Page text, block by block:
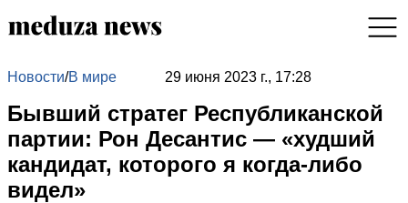
Новости/В мире 29 июня 2023 г., 17:28
Бывший стратег Республиканской
партии: Рон Десантис — «худший
кандидат, которого я когда-либо
видел»